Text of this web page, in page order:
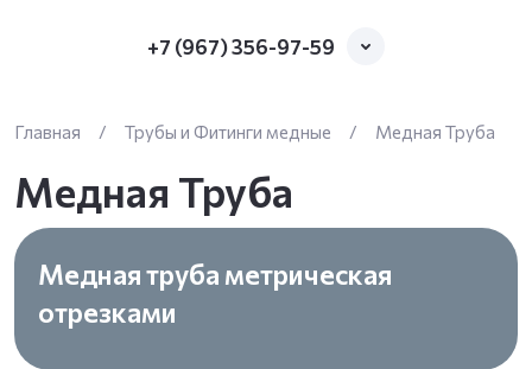
+7 (967) 356-97-59
Главная / Трубы и Фитинги медные / Медная Труба
Медная Труба
Медная труба метрическая
отрезками